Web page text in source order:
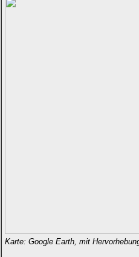
Karte: Google Earth, mit